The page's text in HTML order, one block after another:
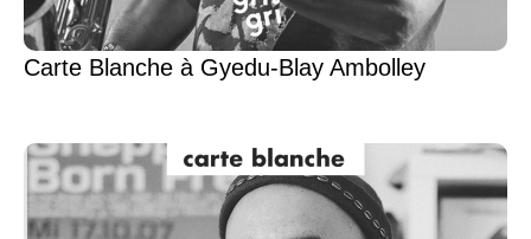
Carte Blanche à Gyedu-Blay Ambolley